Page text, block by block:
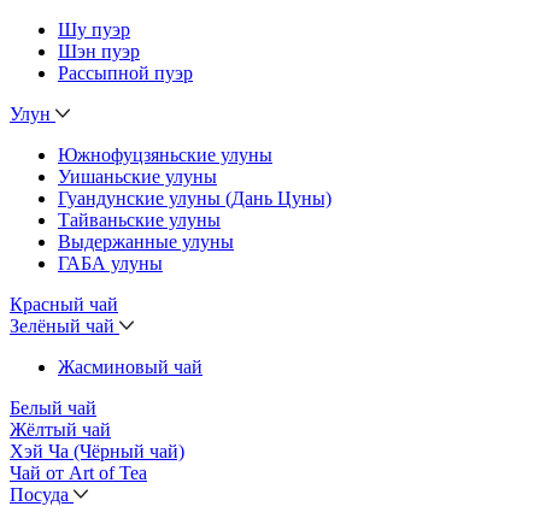
Шу пуэр
Шэн пуэр
Рассыпной пуэр
Улун
Южнофуцзяньские улуны
Уишаньские улуны
Гуандунские улуны (Дань Цуны)
Тайваньские улуны
Выдержанные улуны
ГАБА улуны
Красный чай
Зелёный чай
Жасминовый чай
Белый чай
Жёлтый чай
Хэй Ча (Чёрный чай)
Чай от Art of Tea
Посуда